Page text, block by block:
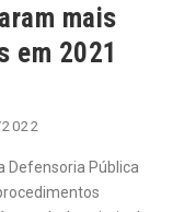
mais
em 2021
Defensoria Pública